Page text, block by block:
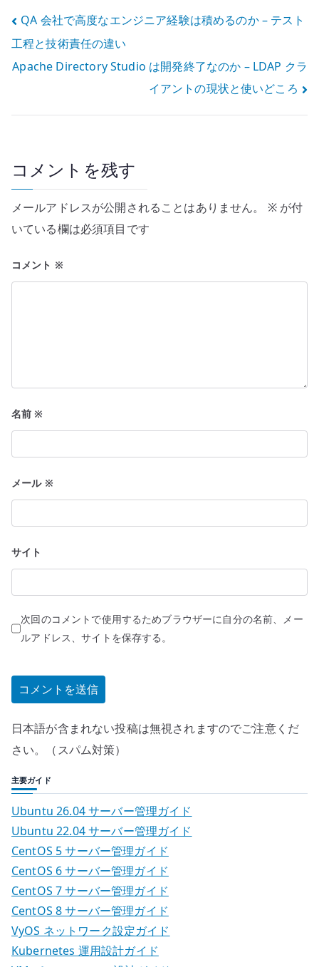
投
稿
ナ
ビ
ー
シ
ョ
ン
QA 会社で高度なエンジニア経験は積めるのか – テスト
工程と技術責任の違い
Apache Directory Studio は開発終了なのか – LDAP クラ
イアントの現状と使いどころ
コメントを残す
メールアドレスが公開されることはありません。 ※が付
いている欄は必須項目です
コメント ※
名前※
メール ※
サイト
次回のコメントで使用するためブラウザーに自分の名前、メー
ルアドレス、サイトを保存する。
日本語が含まれない投稿は無視されますのでご注意くだ
さい。（スパム対策）
主要ガイド
Ubuntu 26.04 サーバー管理ガイド
Ubuntu 22.04 サーバー管理ガイド
CentOS 5 サーバー管理ガイド
CentOS 6 サーバー管理ガイド
CentOS 7 サーバー管理ガイド
CentOS 8 サーバー管理ガイド
VyOS ネットワーク設定ガイド
Kubernetes 運用設計ガイド